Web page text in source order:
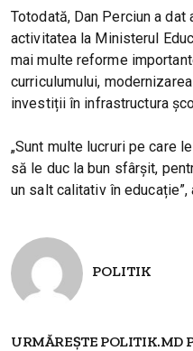
Totodată, Dan Perciun a
activitatea la Ministerul
mai multe reforme
curriculumului,
investiții în infrastructura
„Sunt multe lucruri pe care
să le duc la bun sfârșit,
un salt calitativ în
POLITIK
URMĂREȘTE POLITIK.MD